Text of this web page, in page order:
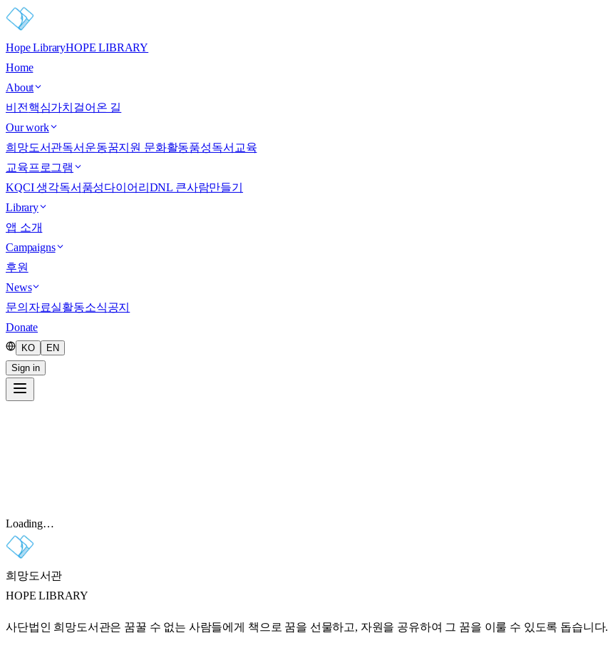
Hope LibraryHOPE LIBRARY
Home
About
비전 핵심가치 걸어온 길
Our work
희망도서관독서운동꿈지원 문화활동품성독서교육
교육프로그램
KQCI 생각독서 품성다이어리 DNL 큰사람만들기
Library
앱 소개
Campaigns
후원
News
문의 자료실활동소식공지
Donate
KO
EN
Sign in
Loading…
희망도서관
HOPE LIBRARY
사단법인 희망도서관은 꿈꿀 수 없는 사람들에게 책으로 꿈을 선물하고, 자원을 공유하여 그 꿈을 이룰 수 있도록 돕습니다.